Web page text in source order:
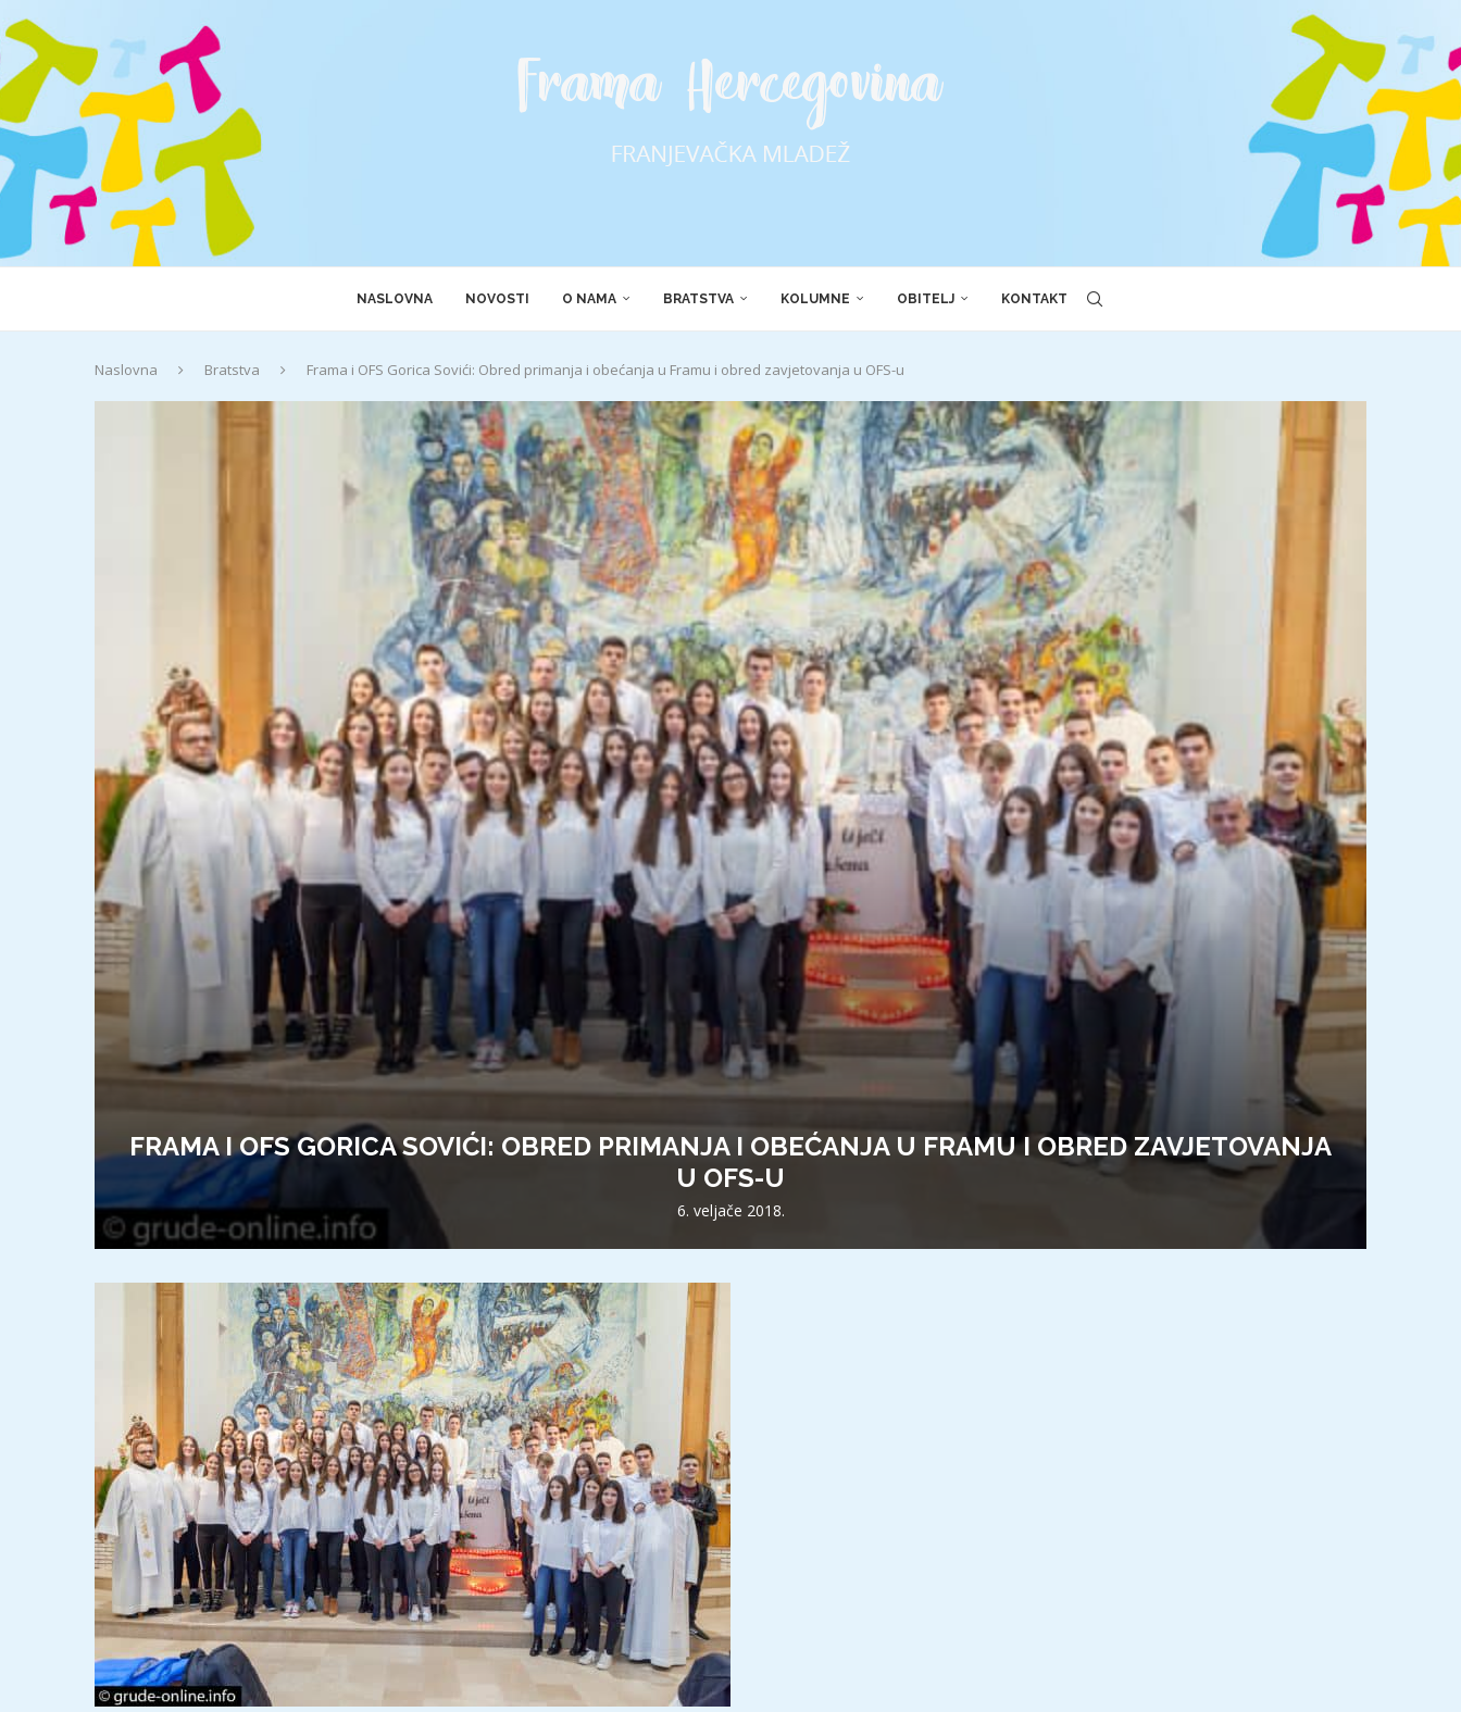
NASLOVNA NOVOSTI O NAMA BRATSTVA KOLUMNE OBITELJ KONTAKT
Naslovna Bratstva Frama i OFS Gorica Sovići: Obred primanja i obećanja u Framu i obred zavjetovanja u OFS-u
FRAMA I OFS GORICA SOVIĆI: OBRED PRIMANJA I OBEĆANJA U FRAMU I OBRED ZAVJETOVANJA
U OFS-U
6. veljače 2018.